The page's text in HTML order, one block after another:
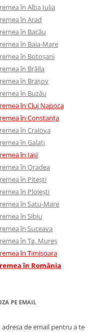
în Alba Iulia
în Arad
în Bacău
în Baia-Mare
în Botoșani
în Brăila
în Brașov
în Buzău
în Cluj Napoca
în Constanța
în Craiova
în Galați
în Iași
în Oradea
în Pitești
în Ploiești
în Satu-Mare
în Sibiu
în Suceava
în Tg. Mureș
în Timișoara
în România
PE EMAIL
de email pentru a te